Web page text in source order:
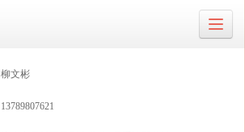
柳文彬
13789807621